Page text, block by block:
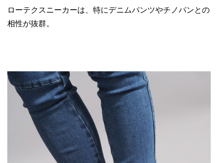
ローテクスニーカーは、特にデニムパンツやチノパンとの
相性が抜群。